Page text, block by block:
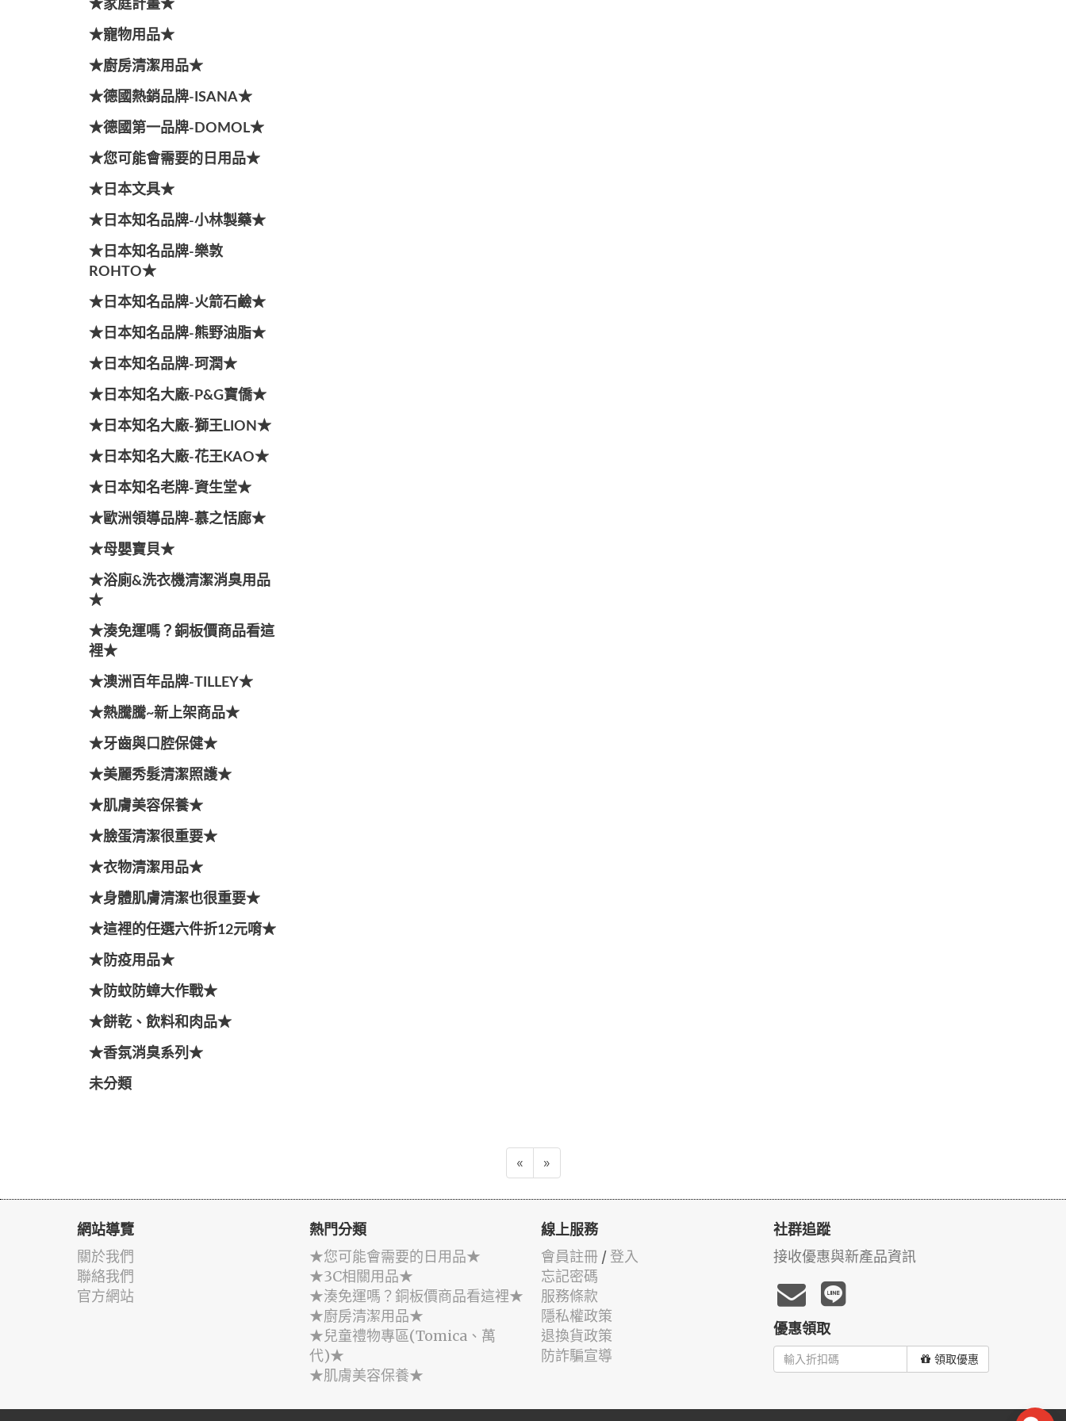
★家庭計畫★
★寵物用品★
★廚房清潔用品★
★德國熱銷品牌-ISANA★
★德國第一品牌-DOMOL★
★您可能會需要的日用品★
★日本文具★
★日本知名品牌-小林製藥★
★日本知名品牌-樂敦
ROHTO★
★日本知名品牌-火箭石鹼★
★日本知名品牌-熊野油脂★
★日本知名品牌-珂潤★
★日本知名大廠-P&G寶僑★
★日本知名大廠-獅王LION★
★日本知名大廠-花王KAO★
★日本知名老牌-資生堂★
★歐洲領導品牌-慕之恬廊★
★母嬰寶貝★
★浴廁&洗衣機清潔消臭用品
★
★湊免運嗎？銅板價商品看這
裡★
★澳洲百年品牌-TILLEY★
★熱騰騰~新上架商品★
★牙齒與口腔保健★
★美麗秀髮清潔照護★
★肌膚美容保養★
★臉蛋清潔很重要★
★衣物清潔用品★
★身體肌膚清潔也很重要★
★這裡的任選六件折12元唷★
★防疫用品★
★防蚊防蟑大作戰★
★餅乾、飲料和肉品★
★香氛消臭系列★
未分類
« »
網站導覽
關於我們
聯絡我們
官方網站
熱門分類
★您可能會需要的日用品★
★3C相關用品★
★湊免運嗎？銅板價商品看這裡★
★廚房清潔用品★
★兒童禮物專區(Tomica、萬
代)★
★肌膚美容保養★
線上服務
會員註冊 / 登入
忘記密碼
服務條款
隱私權政策
退換貨政策
防詐騙宣導
社群追蹤
接收優惠與新產品資訊
優惠領取
領取優惠